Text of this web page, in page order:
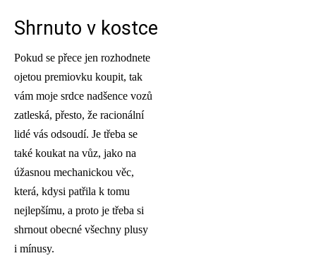
Shrnuto v kostce
Pokud se přece jen rozhodnete
ojetou premiovku koupit, tak
vám moje srdce nadšence vozů
zatleská, přesto, že racionální
lidé vás odsoudí. Je třeba se
také koukat na vůz, jako na
úžasnou mechanickou věc,
která, kdysi patřila k tomu
nejlepšímu, a proto je třeba si
shrnout obecné všechny plusy
i mínusy.